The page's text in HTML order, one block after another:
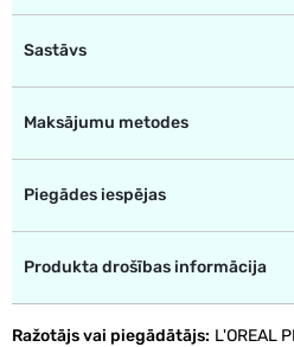
Sastāvs
Maksājumu metodes
Piegādes iespējas
Produkta drošības informācija
Ražotājs vai piegādātājs L'OREAL